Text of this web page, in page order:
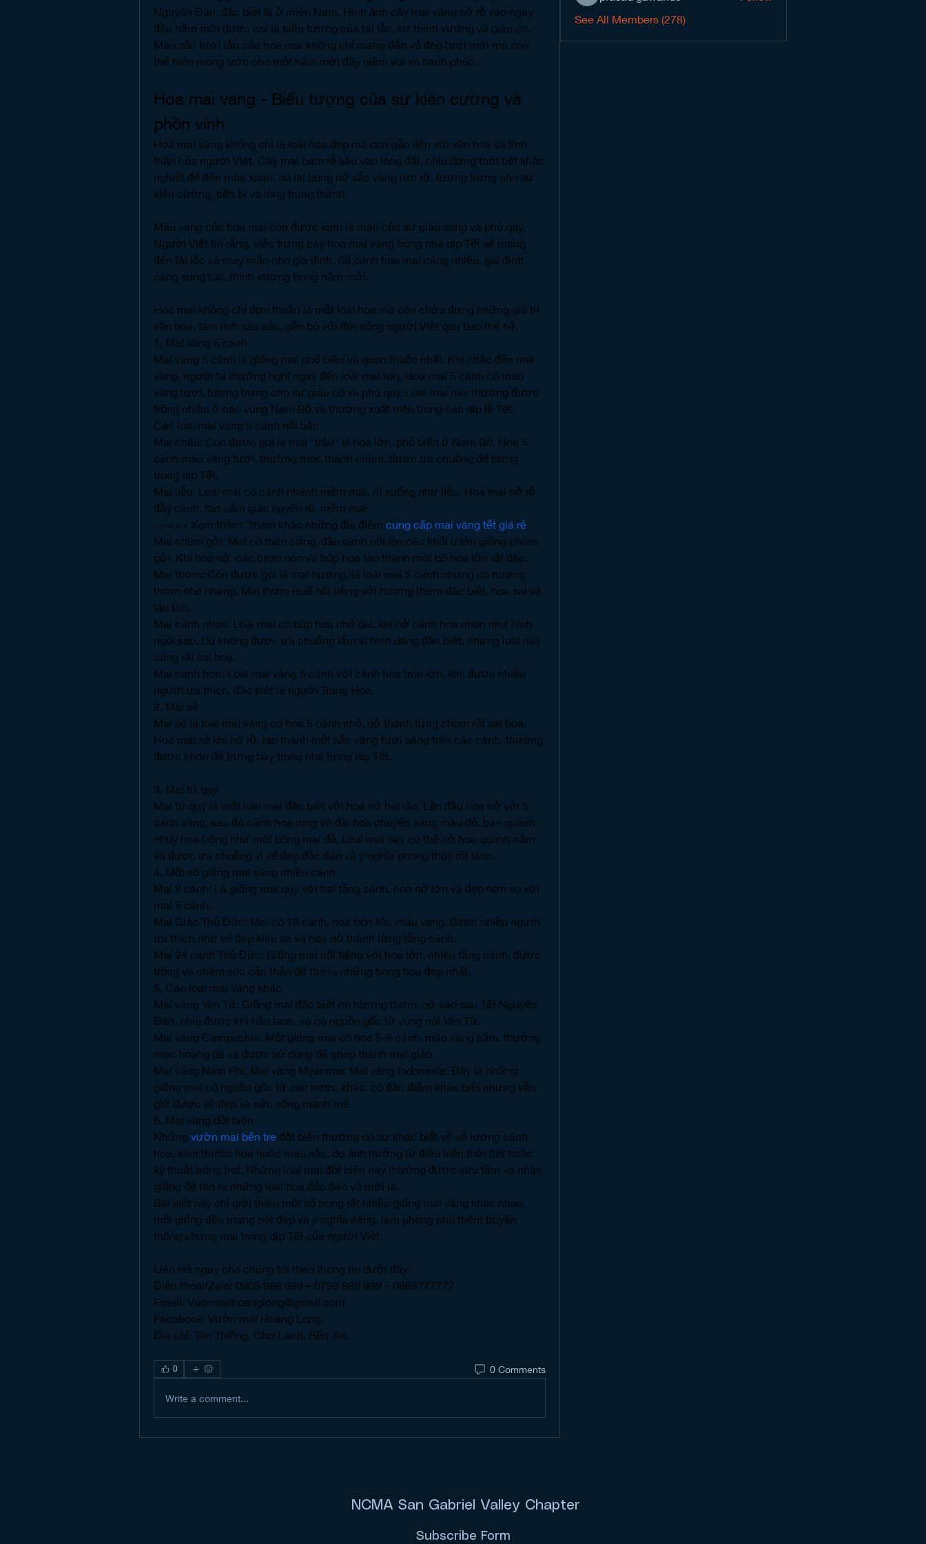
Nguyên Đán, đặc biệt là ở miền Nam. Hình ảnh cây mai vàng nở rộ vào ngày
đầu năm mới được coi là biểu tượng của tài lộc, sự thịnh vượng và giàu có.
Màu sắc tươi tắn của hoa mai không chỉ mang đến vẻ đẹp tươi mới mà còn
thể hiện mong ước cho một năm mới đầy niềm vui và hạnh phúc.
Hoa mai vàng - Biểu tượng của sự kiên cường và
phồn vinh
Hoa mai vàng không chỉ là loài hoa đẹp mà còn gắn liền với văn hóa và tinh
thần của người Việt. Cây mai bám rễ sâu vào lòng đất, chịu đựng thời tiết khắc
nghiệt để đến mùa xuân, nó lại bung nở sắc vàng rực rỡ, tượng trưng cho sự
kiên cường, bền bỉ và lòng trung thành.
Màu vàng của hoa mai còn được xem là màu của sự giàu sang và phú quý.
Người Việt tin rằng, việc trưng bày hoa mai vàng trong nhà dịp Tết sẽ mang
đến tài lộc và may mắn cho gia đình. Số cánh hoa mai càng nhiều, gia đình
càng sung túc, thịnh vượng trong năm mới.
Hoa mai không chỉ đơn thuần là một loài hoa mà còn chứa đựng những giá trị
văn hóa, tâm linh sâu sắc, gắn bó với đời sống người Việt qua bao thế hệ.
1. Mai vàng 5 cánh
Mai vàng 5 cánh là giống mai phổ biến và quen thuộc nhất. Khi nhắc đến mai
vàng, người ta thường nghĩ ngay đến loại mai này. Hoa mai 5 cánh có màu
vàng tươi, tượng trưng cho sự giàu có và phú quý. Loại mai này thường được
trồng nhiều ở các vùng Nam Bộ và thường xuất hiện trong các dịp lễ Tết.
Các loại mai vàng 5 cánh nổi bật:
Mai châu: Còn được gọi là mai "trâu" vì hoa lớn, phổ biến ở Nam Bộ. Hoa 5
cánh màu vàng tươi, thường mọc thành chùm, được ưa chuộng để trưng
trong dịp Tết.
Mai liễu: Loại mai có cành nhánh mềm mại, rũ xuống như liễu. Hoa mai nở rộ
đầy cành, tạo cảm giác quyến rũ, mềm mại.
===>> Xem thêm: Tham khảo những địa điểm cung cấp mai vàng tết giá rẻ
Mai chùm gởi: Mai có thân cứng, đầu cành nổi lên các khối u lớn giống chùm
gởi. Khi hoa nở, các tược non và búp hoa tạo thành một bó hoa lớn rất đẹp.
Mai thơm: Còn được gọi là mai hương, là loại mai 5 cánh nhưng có hương
thơm nhẹ nhàng. Mai thơm Huế nổi tiếng với hương thơm đặc biệt, hoa sai và
lâu tàn.
Mai cánh nhọn: Loại mai có búp hoa nhỏ dài, khi nở cánh hoa nhọn như hình
ngôi sao. Dù không được ưa chuộng lắm vì hình dáng đặc biệt, nhưng loại này
cũng rất sai hoa.
Mai cánh tròn: Loại mai vàng 5 cánh với cánh hoa tròn lớn, kín, được nhiều
người ưa thích, đặc biệt là người Trung Hoa.
2. Mai sẻ
Mai sẻ là loại mai vàng có hoa 5 cánh nhỏ, nở thành từng chùm rất sai hoa.
Hoa mai sẻ khi nở rộ, tạo thành một sắc vàng tươi sáng trên các cành, thường
được chọn để trưng bày trong nhà trong dịp Tết.
3. Mai tứ quý
Mai tứ quý là một loại mai đặc biệt với hoa nở hai lần. Lần đầu hoa nở với 5
cánh vàng, sau đó cánh hoa rụng và đài hoa chuyển sang màu đỏ, bao quanh
nhụy hoa trông như một bông mai đỏ. Loại mai này có thể nở hoa quanh năm
và được ưa chuộng vì vẻ đẹp độc đáo và ý nghĩa phong thủy tốt lành.
4. Một số giống mai vàng nhiều cánh
Mai 9 cánh: Là giống mai quý với hai tầng cánh, hoa nở lớn và đẹp hơn so với
mai 5 cánh.
Mai Giảo Thủ Đức: Mai có 18 cánh, hoa tròn kín, màu vàng, được nhiều người
ưa thích nhờ vẻ đẹp kiêu sa và hoa nở thành từng tầng cánh.
Mai 24 cánh Thủ Đức: Giống mai nổi tiếng với hoa lớn, nhiều tầng cánh, được
trồng và chăm sóc cẩn thận để tạo ra những bông hoa đẹp nhất.
5. Các loại mai vàng khác
Mai vàng Yên Tử: Giống mai đặc biệt có hương thơm, nở vào sau Tết Nguyên
Đán, chịu được khí hậu lạnh, và có nguồn gốc từ vùng núi Yên Tử.
Mai vàng Campuchia: Một giống mai có hoa 5-9 cánh, màu vàng sậm, thường
mọc hoang dã và được sử dụng để ghép thành mai giảo.
Mai vàng Nam Phi, Mai vàng Myanmar, Mai vàng Indonesia: Đây là những
giống mai có nguồn gốc từ các nước khác, có đặc điểm khác biệt nhưng vẫn
giữ được vẻ đẹp và sức sống mạnh mẽ.
6. Mai vàng đột biến
Những vườn mai bến tre đột biến thường có sự khác biệt về số lượng cánh
hoa, kích thước hoa hoặc màu sắc, do ảnh hưởng từ điều kiện thời tiết hoặc
kỹ thuật trồng trọt. Những loại mai đột biến này thường được sưu tầm và nhân
giống để tạo ra những loại hoa độc đáo và mới lạ.
Bài viết này chỉ giới thiệu một số trong rất nhiều giống mai vàng khác nhau,
mỗi giống đều mang nét đẹp và ý nghĩa riêng, làm phong phú thêm truyền
thống chưng mai trong dịp Tết của người Việt.
Liên Hệ ngay cho chúng tôi theo thông tin dưới đây:
Điện thoại/Zalo: 0905 888 999 – 0799 888 999 – 0888777777
Email: Vuonmaihoanglong@gmail.com
Facebook: Vườn mai Hoàng Long
Địa chỉ: Tân Thiềng, Chợ Lách, Bến Tre.
0 0 Comments
Write a comment...
See All Members (278)
NCMA San Gabriel Valley Chapter
Subscribe Form